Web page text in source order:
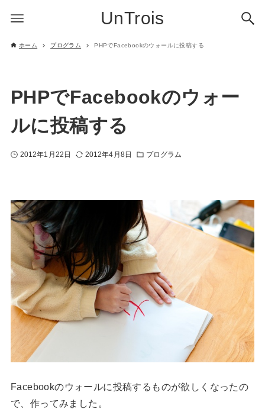
UnTrois
ホーム プログラム PHPでFacebookのウォールに投稿する
PHPでFacebookのウォー
ルに投稿する
2012年1月22日 2012年4月8日 プログラム
Facebookのウォールに投稿するものが欲しくなったの
で、作ってみました。